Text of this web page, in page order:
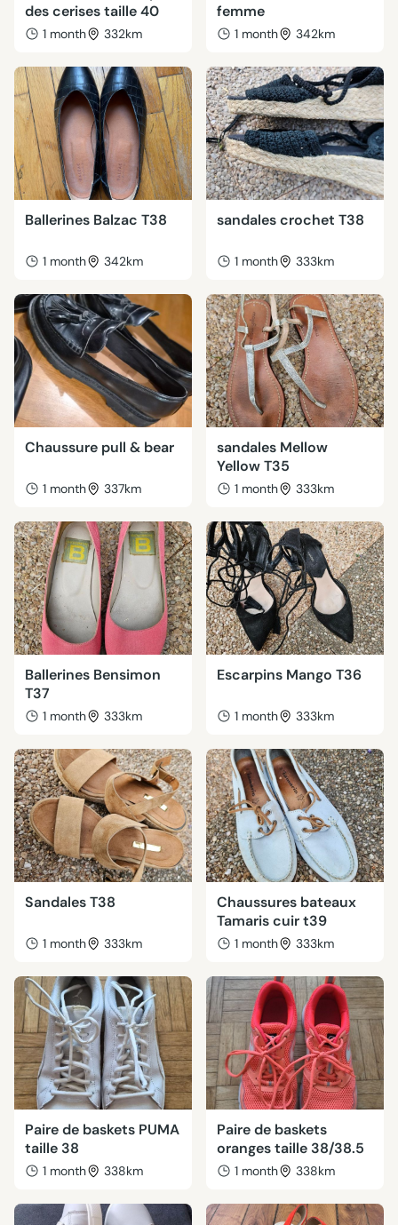
des cerises taille 40
1 month 332km
femme
1 month 342km
Ballerines Balzac T38
1 month 342km
sandales crochet T38
1 month 333km
Chaussure pull & bear
1 month 337km
sandales Mellow
Yellow T35
1 month 333km
Ballerines Bensimon
T37
1 month 333km
Escarpins Mango T36
1 month 333km
Sandales T38
1 month 333km
Chaussures bateaux
Tamaris cuir t39
1 month 333km
Paire de baskets PUMA
taille 38
1 month 338km
Paire de baskets
oranges taille 38/38.5
1 month 338km